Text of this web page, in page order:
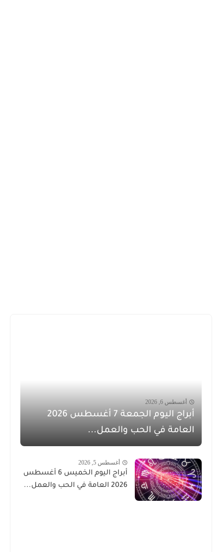
أغسطس 6, 2026
أبراج اليوم الجمعة 7 أغسطس 2026
العامة في الحب والعمل...
أغسطس 5, 2026
أبراج اليوم الخميس 6 أغسطس
2026 العامة في الحب والعمل...